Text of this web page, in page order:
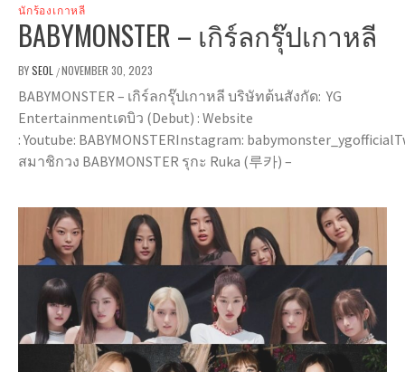
นักร้องเกาหลี
BABYMONSTER – เกิร์ลกรุ๊ปเกาหลี
BYSEOL /NOVEMBER 30, 2023
BABYMONSTER – เกิร์ลกรุ๊ปเกาหลี บริษัทต้นสังกัด: YG
Entertainmentเดบิว (Debut) : Website
: Youtube: BABYMONSTERInstagram:
สมาชิกวง BABYMONSTER รุกะ Ruka (루카) –